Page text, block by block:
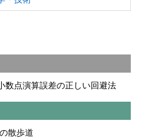
数点演算誤差の正しい回避法
散歩道